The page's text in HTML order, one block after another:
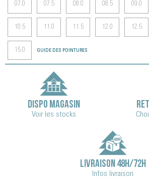
07.0 07.5 08.0 08.5 09.0
10.5 11.0 11.5 12.0 12.5
15.0 GUIDE DES POINTURES
DISPO MAGASIN
Voir les stocks
LIVRAISON 48H/72H
Infos livraison